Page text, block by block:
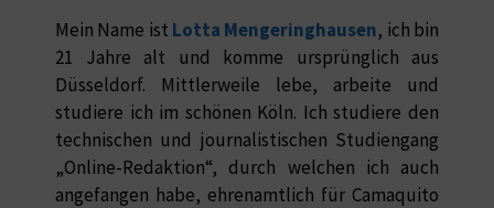
Mein Name ist Lotta Mengeringhausen, ich bin
21 Jahre alt und komme ursprünglich aus
Düsseldorf. Mittlerweile lebe, arbeite und
studiere ich im schönen Köln. Ich studiere den
technischen und journalistischen Studiengang
„Online-Redaktion“, durch welchen ich auch
angefangen habe, ehrenamtlich für Camaquito